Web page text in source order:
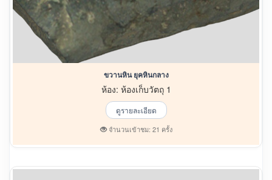
ขวานหิน ยุคหินกลาง
ห้อง: ห้องเก็บวัตถุ 1
ดูรายละเอียด
จำนวนเข้าชม: 21 ครั้ง